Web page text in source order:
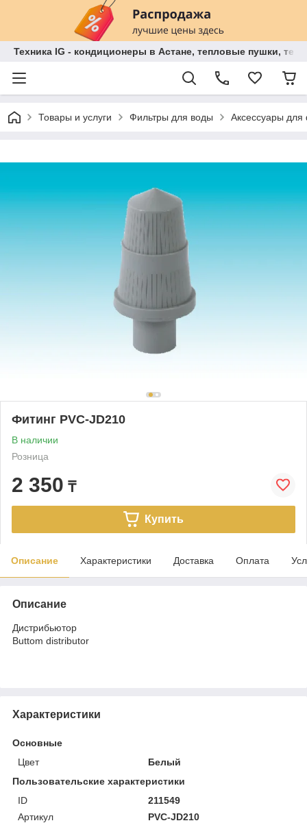
Техника IG - кондиционеры в Астане, тепловые пушки,
Товары и услуги Фильтры для воды Аксессуары для
Фитинг PVC-JD210
В наличии
Розница
2 350 ₸
Купить
Описание Характеристики Доставка Оплата
Описание
Дистрибьютор
Buttom distributor
Характеристики
Основные
Цвет
Белый
Пользовательские характеристики
ID
211549
Артикул
PVC-JD210